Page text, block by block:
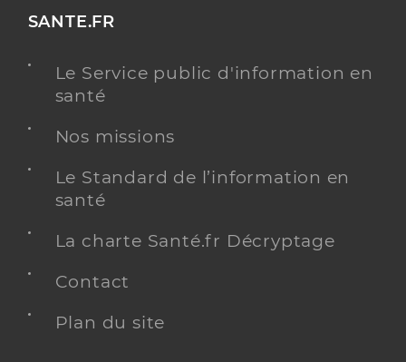
SANTE.FR
Le Service public d'information en
santé
Nos missions
Le Standard de l’information en
santé
La charte Santé.fr Décryptage
Contact
Plan du site